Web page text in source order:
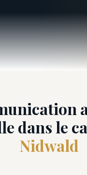
dans le
Nidwald